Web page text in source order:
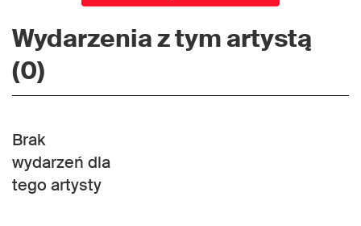
Wydarzenia z tym artystą
(0)
Brak
wydarzeń dla
tego artysty